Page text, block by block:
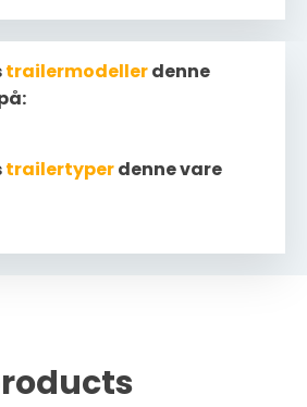
trailertyperdenne vare
trailermodellerdenne